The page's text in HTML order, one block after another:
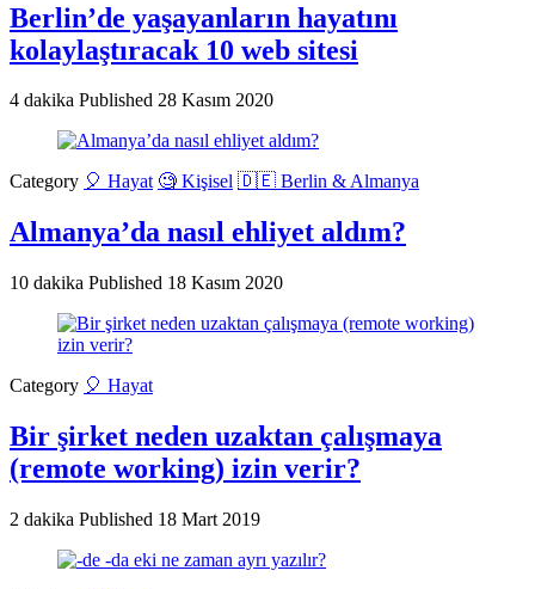
Berlin’de yaşayanların hayatını
kolaylaştıracak 10 web sitesi
4 dakika Published 28 Kasım 2020
Category 🎈 Hayat 🧐 Kişisel 🇩🇪 Berlin & Almanya
Almanya’da nasıl ehliyet aldım?
10 dakika Published 18 Kasım 2020
Category 🎈 Hayat
Bir şirket neden uzaktan çalışmaya
(remote working) izin verir?
2 dakika Published 18 Mart 2019